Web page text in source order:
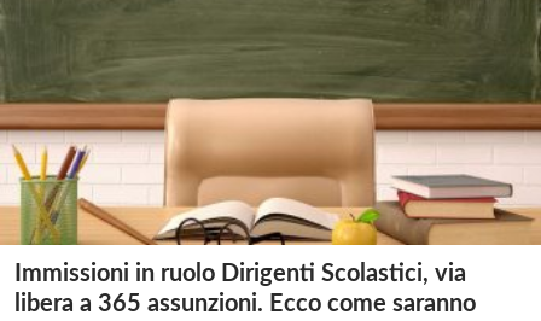
Immissioni in ruolo Dirigenti Scolastici, via
libera a 365 assunzioni. Ecco come saranno